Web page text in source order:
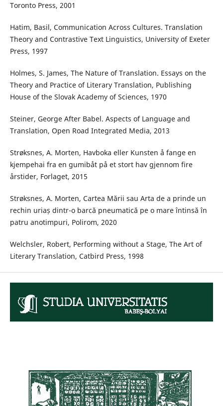
Toronto Press, 2001
Hatim, Basil, Communication Across Cultures. Translation
Theory and Contrastive Text Linguistics, University of Exeter
Press, 1997
Holmes, S. James, The Nature of Translation. Essays on the
Theory and Practice of Literary Translation, Publishing
House of the Slovak Academy of Sciences, 1970
Steiner, George After Babel. Aspects of Language and
Translation, Open Road Integrated Media, 2013
Strøksnes, A. Morten, Havboka eller Kunsten å fange en
kjempehai fra en gumibåt på et stort hav gjennom fire
årstider, Forlaget, 2015
Strøksnes, A. Morten, Cartea Mării sau Arta de a prinde un
rechin uriaș dintr-o barcă pneumatică pe o mare întinsă în
patru anotimpuri, Polirom, 2020
Welchsler, Robert, Performing without a Stage, The Art of
Literary Translation, Catbird Press, 1998